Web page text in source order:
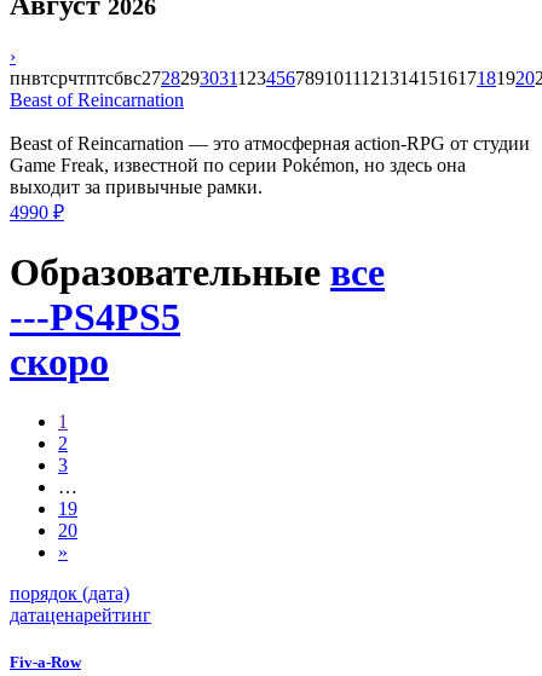
2026
›
пнвтсрчтптсбвс27282930311 234567891011121314151617181920
Beast of Reincarnation
Beast of Reincarnation — это атмосферная action-RPG от студии
Game Freak, известной по серии Pokémon, но здесь она
выходит за привычные рамки.
4990 ₽
Образовательные все
---PS4PS5
скоро
1
2
3
…
19
20
»
порядок (дата)
датаценарейтинг
Fiv-a-Row